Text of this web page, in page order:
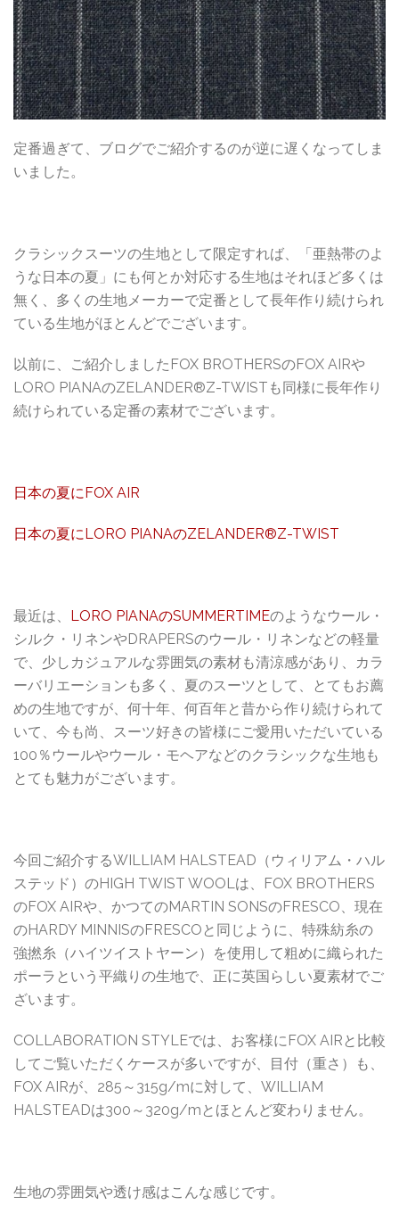
定番過ぎて、ブログでご紹介するのが逆に遅くなってしま
いました。
クラシックスーツの生地として限定すれば、「亜熱帯のよ
うな日本の夏」にも何とか対応する生地はそれほど多くは
無く、多くの生地メーカーで定番として長年作り続けられ
ている生地がほとんどでございます。
以前に、ご紹介しましたFOX BROTHERSのFOX AIRや
LORO PIANAのZELANDER®Z-TWISTも同様に長年作り
続けられている定番の素材でございます。
日本の夏にFOX AIR
日本の夏にLORO PIANAのZELANDER®Z-TWIST
最近は、 LORO PIANAのSUMMERTIMEのようなウール・
シルク・リネンやDRAPERSのウール・リネンなどの軽量
で、少しカジュアルな雰囲気の素材も清涼感があり、カラ
ーバリエーションも多く、夏のスーツとして、とてもお薦
めの生地ですが、何十年、何百年と昔から作り続けられて
いて、今も尚、スーツ好きの皆様にご愛用いただいている
100％ウールやウール・モヘアなどのクラシックな生地も
とても魅力がございます。
今回ご紹介するWILLIAM HALSTEAD（ウィリアム・ハル
ステッド）のHIGH TWIST WOOLは、FOX BROTHERS
のFOX AIRや、かつてのMARTIN SONSのFRESCO、現在
のHARDY MINNISのFRESCOと同じように、特殊紡糸の
強撚糸（ハイツイストヤーン）を使用して粗めに織られた
ポーラという平織りの生地で、正に英国らしい夏素材でご
ざいます。
COLLABORATION STYLEでは、お客様にFOX AIRと比較
してご覧いただくケースが多いですが、目付（重さ）も、
FOX AIRが、285～315g/mに対して、WILLIAM
HALSTEADは300～320g/mとほとんど変わりません。
生地の雰囲気や透け感はこんな感じです。